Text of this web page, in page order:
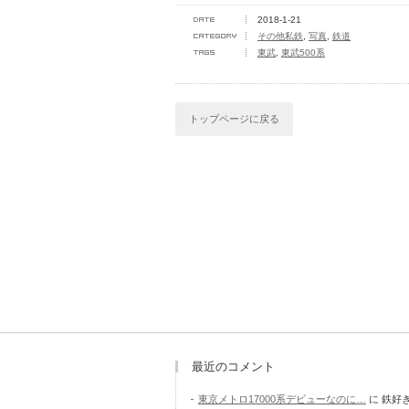
2018-1-21
その他私鉄 写真
鉄道
東武 東武500系
トップページに戻る
最近のコメント
東京メトロ17000系デビューなのに… に 鉄好